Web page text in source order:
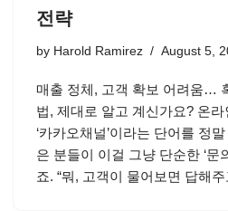
전략
by Harold Ramirez August 5,
매출 정체, 고객 확보 어려움…
법, 제대로 알고 계신가요? 온
‘카카오채널’이라는 단어를 정
은 분들이 이걸 그냥 단순한 ‘문
죠. “뭐, 고객이 물어보면 답해